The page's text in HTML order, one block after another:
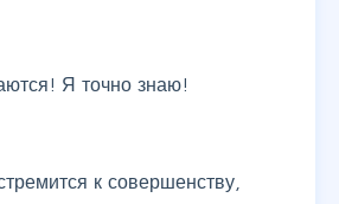
Я точно знаю!
к совершенству,